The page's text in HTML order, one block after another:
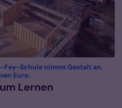
Fey-Schule nimmt Gestalt an.
Euro.
Lernen